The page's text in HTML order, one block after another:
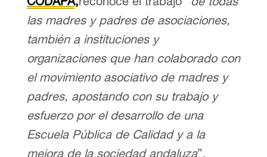
las madres y padres de asociaciones,
también a instituciones y
organizaciones que han colaborado con
el movimiento asociativo de madres y
padres, apostando con su trabajo y
esfuerzo por el desarrollo de una
Escuela Pública de Calidad y a la
mejora de la sociedad andaluza”.